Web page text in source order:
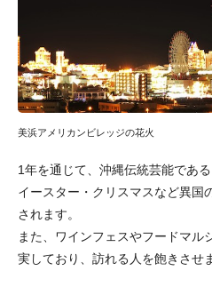
美浜アメリカンビレッジの花火
1年を通じて、沖縄伝統芸能であ
イースター・クリスマスなど異国
されます。
また、ワインフェスやフードマル
実しており、訪れる人を飽きさせ